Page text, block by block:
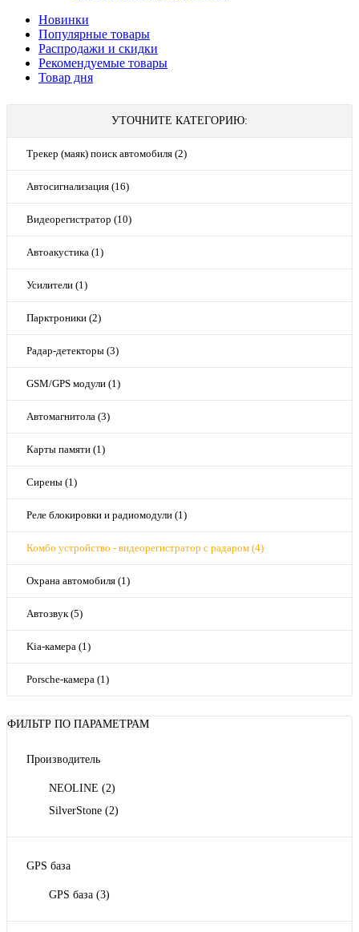
Новинки
Популярные товары
Распродажи и скидки
Рекомендуемые товары
Товар дня
УТОЧНИТЕ КАТЕГОРИЮ:
Трекер (маяк) поиск автомобиля (2)
Автосигнализация (16)
Видеорегистратор (10)
Автоакустика (1)
Усилители (1)
Парктроники (2)
Радар-детекторы (3)
GSM/GPS модули (1)
Автомагнитола (3)
Карты памяти (1)
Сирены (1)
Реле блокировки и радиомодули (1)
Комбо устройство - видеорегистратор с радаром (4)
Охрана автомобиля (1)
Автозвук (5)
Kia-камера (1)
Porsche-камера (1)
ФИЛЬТР ПО ПАРАМЕТРАМ
Производитель
NEOLINE (2)
SilverStone (2)
GPS база
GPS база (3)